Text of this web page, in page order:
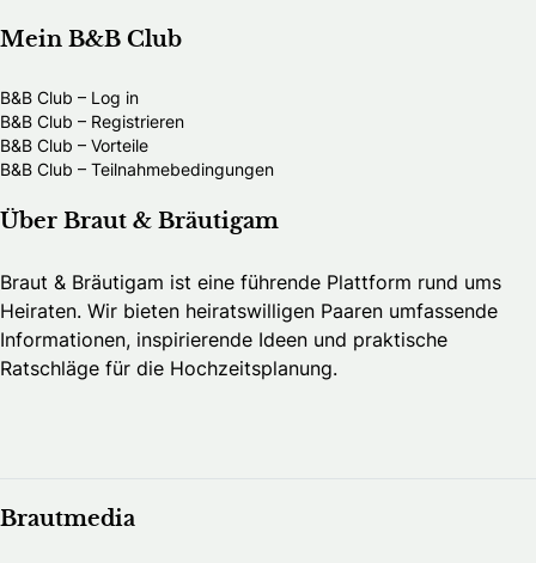
Mein B&B Club
B&B Club – Log in
B&B Club – Registrieren
B&B Club – Vorteile
B&B Club – Teilnahmebedingungen
Über Braut & Bräutigam
Braut & Bräutigam ist eine führende Plattform rund ums
Heiraten. Wir bieten heiratswilligen Paaren umfassende
Informationen, inspirierende Ideen und praktische
Ratschläge für die Hochzeitsplanung.
Brautmedia